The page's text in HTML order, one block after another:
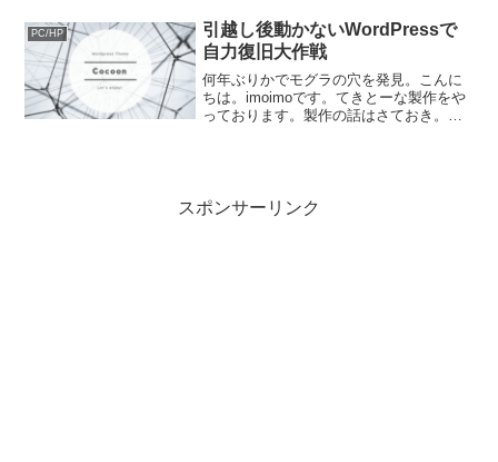
ておきます。思いのほか話しが長くなっ
て、前後編に分けて...
PC/HP
引越し後動かないWordPressで
自力復旧大作戦
何年ぶりかでモグラの穴を発見。こんに
ちは。imoimoです。てきとーな製作をや
っております。製作の話はさておき。
スポンサーリンク